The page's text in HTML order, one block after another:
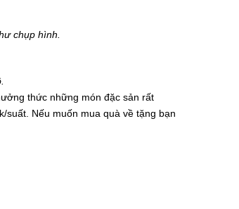
chụp hình.
thức những món đặc sản rất
Nếu muốn mua quà về tặng bạn